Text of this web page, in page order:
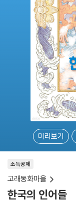
미리보기
소득공제
고래동화마을
한국의 인어들